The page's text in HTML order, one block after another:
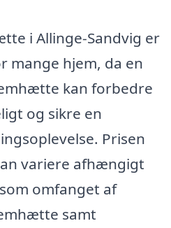
i Allinge-Sandvig er
mange hjem, da en
kan forbedre
og sikre en
Prisen
variere afhængigt
omfanget af
samt